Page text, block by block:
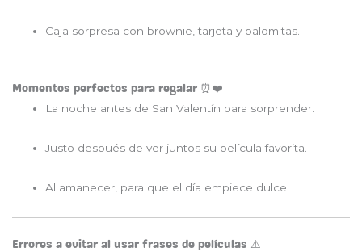
Caja sorpresa con brownie, tarjeta y palomitas.
Momentos perfectos para regalar ⏰❤️
La noche antes de San Valentín para sorprender.
Justo después de ver juntos su película favorita.
Al amanecer, para que el día empiece dulce.
Errores a evitar al usar frases de películas ⚠️